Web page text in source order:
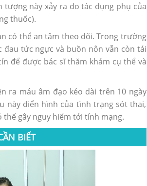
này xảy ra do tác dụng phụ của
thuốc).
có thể an tâm theo dõi. Trong trường
đau tức ngực và buồn nôn vẫn còn tái
để được bác sĩ thăm khám cụ thể và
ra máu âm đạo kéo dài trên 10 ngày
này điển hình của tình trạng sót thai,
gây nguy hiểm tới tính mạng.
BIẾT
Sau phá thai bao lâu thì có kinh trở lại?